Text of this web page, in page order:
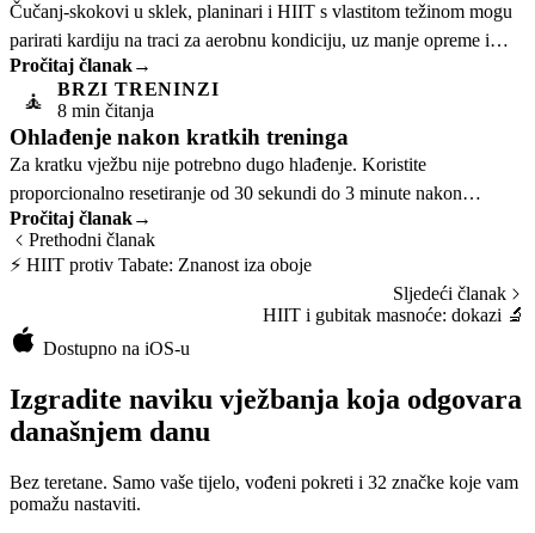
Čučanj-skokovi u sklek, planinari i HIIT s vlastitom težinom mogu
parirati kardiju na traci za aerobnu kondiciju, uz manje opreme i
vremena.
Pročitaj članak→
🧘
BRZI TRENINZI
8 min čitanja
Ohlađenje nakon kratkih treninga
Za kratku vježbu nije potrebno dugo hlađenje. Koristite
proporcionalno resetiranje od 30 sekundi do 3 minute nakon
intenzivnih sesija od 1-10 minuta.
Pročitaj članak→
Prethodni članak
⚡ HIIT protiv Tabate: Znanost iza oboje
Sljedeći članak
HIIT i gubitak masnoće: dokazi 🔬
Dostupno na iOS-u
Izgradite naviku vježbanja koja odgovara
današnjem danu
Bez teretane. Samo vaše tijelo, vođeni pokreti i 32 značke koje vam
pomažu nastaviti.